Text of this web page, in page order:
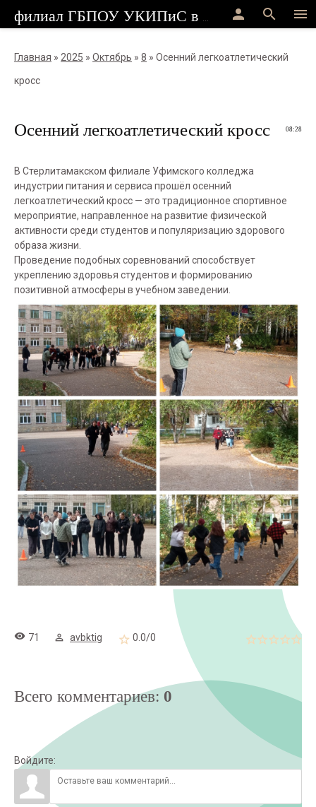
menu
search
person
Главная » 2025 » Октябрь » 8 » Осенний легкоатлетический
кросс
08:28
Осенний легкоатлетический кросс
В Стерлитамакском филиале Уфимского колледжа
индустрии питания и сервиса прошёл осенний
легкоатлетический кросс — это традиционное спортивное
мероприятие, направленное на развитие физической
активности среди студентов и популяризацию здорового
образа жизни.
Проведение подобных соревнований способствует
укреплению здоровья студентов и формированию
позитивной атмосферы в учебном заведении.
71 avbktig 0.0/0
Всего комментариев: 0
Войдите: